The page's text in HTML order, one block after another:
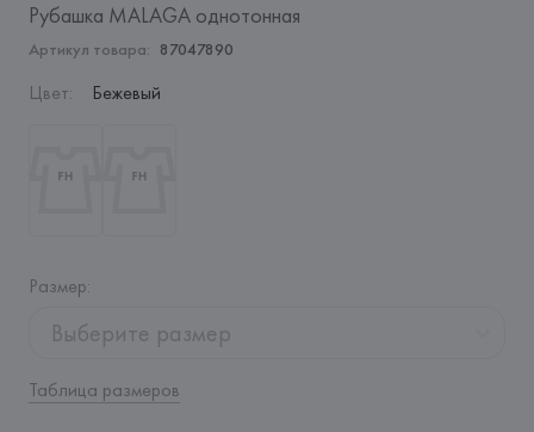
Рубашка MALAGA однотонная
Артикул товара: 87047890
Цвет: Бежевый
Размер:
Выберите размер
Таблица размеров